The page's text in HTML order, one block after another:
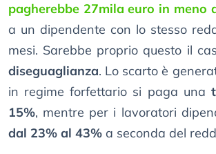
pagherebbe 27mila euro in meno
a un dipendente con lo stesso
mesi. Sarebbe proprio questo il
diseguaglianza. Lo scarto è
in regime forfettario si paga una
15%, mentre per i lavoratori
dal 23% al 43% a seconda del